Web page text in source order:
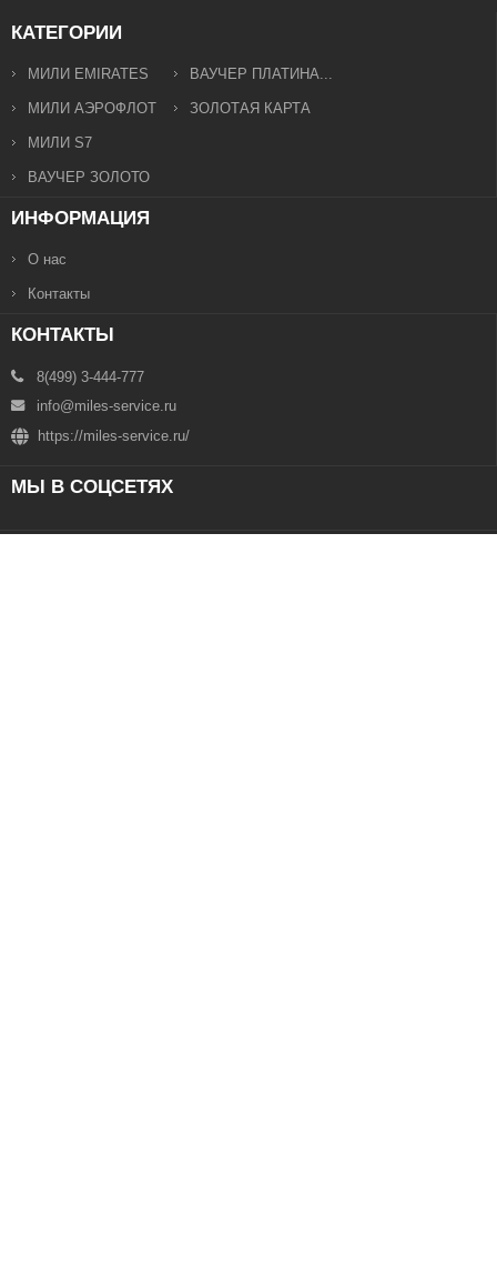
КАТЕГОРИИ
МИЛИ EMIRATES
МИЛИ АЭРОФЛОТ
МИЛИ S7
ВАУЧЕР ЗОЛОТО
ВАУЧЕР ПЛАТИНА...
ЗОЛОТАЯ КАРТА
ИНФОРМАЦИЯ
О нас
Контакты
КОНТАКТЫ
8(499) 3-444-777
info@miles-service.ru
https://miles-service.ru/
МЫ В СОЦСЕТЯХ